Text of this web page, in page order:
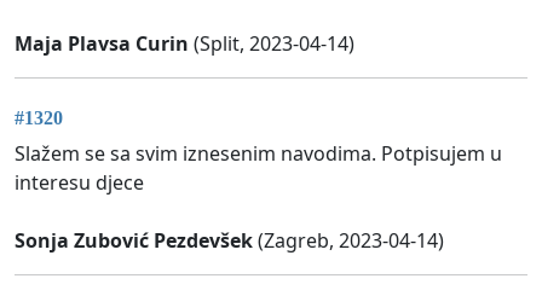
Maja Plavsa Curin (Split, 2023-04-14)
#1320
Slažem se sa svim iznesenim navodima. Potpisujem u
interesu djece
Sonja Zubović Pezdevšek(Zagreb, 2023-04-14)